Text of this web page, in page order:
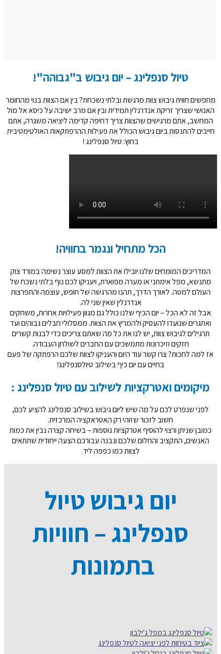
טיול סנפלינג – יום גיבוש ב"גבוהה"!
מחפשים חווית גיבוש צוות מרגשת ובלתי נשכחת? בין אם הצוות בנוי מהחומר
האנושי שצריך זריקת אנדרנלין תמידית ובין אם מרב ישיבה על כיסא אל מול
המחשב, אתם מרגישים שהצוות צריך דחיפה קדימה ליציאה משגרה,אתם
חייבים להתנסות ביום גיבוש הכולל את פעילות ההרפתקאות האולטימטיבית
בחוץ: טיולסנפלינג !
הכל מתחיל ונגמר בחוויה!
המדריכים המומחים שלנו יובילו את הצוות למסע עוצר נשימה במורד צוק
מתנשא, מפל אימתני או מערה מפוארת, ויעניקו לכם נוף בלתי נשכח של
העולם למטה. לאורך הדרך, תהנו מהרגשה של חופש, עוצמה והתפרצות
אנדרנלין שאין שני לה.
אבל זה לא הכל – יום הכיף שלנו כולל גם מגוון פעילויות אחרות, משחקים
ואתגרים שנועדו להעסיק ולהמריץ את הצוות. ממסלולי חבלים גבוהים ועד
תרגילים לגיבוש צוות, יש לנו את כל מה שאתם צריכים כדי לבנות קשרים
חזקים וזיכרונות מתמשכים עם החברים לשולחן העבודה.
אז למה לחכות?צרו קשר עוד היום והעניקו לצוות שלכם הרפתקה של פעם
בחיים עם יום כיף בשילוב טיולסנפלינג!
מיקומים ואטרקציות לשילוב עם טיול סנפלינג :
לפני שנפרט לכם על מה שיש ליום גיבוש בשילוב סנפלינג להציע לכם,
חשוב לזכור שזוהי רק האטראקציה המרכזית.
כמובן שניתן ורצוי להוסיף אטרקציות נוספות–בשיחה קצרה נבין את כמות
האנשים, התקציב והחלום שלכם ונבנה עבורכם הצעה ייחודית שתתאים
לצוות כמו כפפה ליד.
יום גיבוש טיול
סנפלינג – חוויות
בתמונות